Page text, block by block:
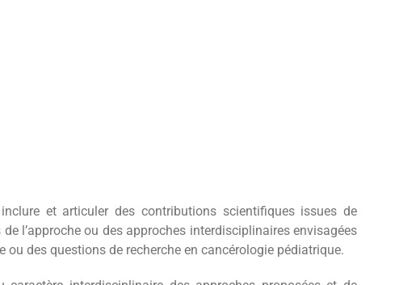
et articuler des contributions scientifiques issues de
l’approche ou des approches interdisciplinaires envisagées
des questions de recherche en cancérologie pédiatrique.